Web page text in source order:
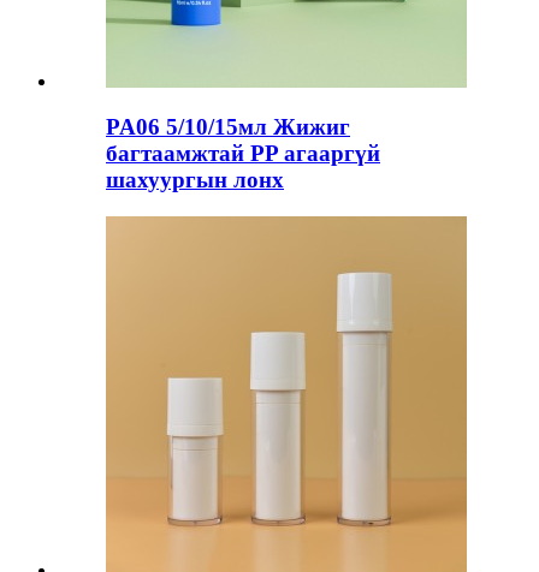
PA06 5/10/15мл Жижиг
багтаамжтай PP агааргүй
шахуургын лонх